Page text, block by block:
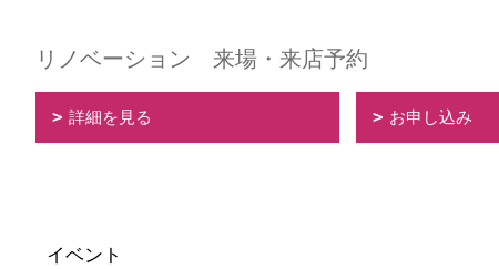
リノベーション 来場・来店予約
詳細を見る お申し込み
イベント